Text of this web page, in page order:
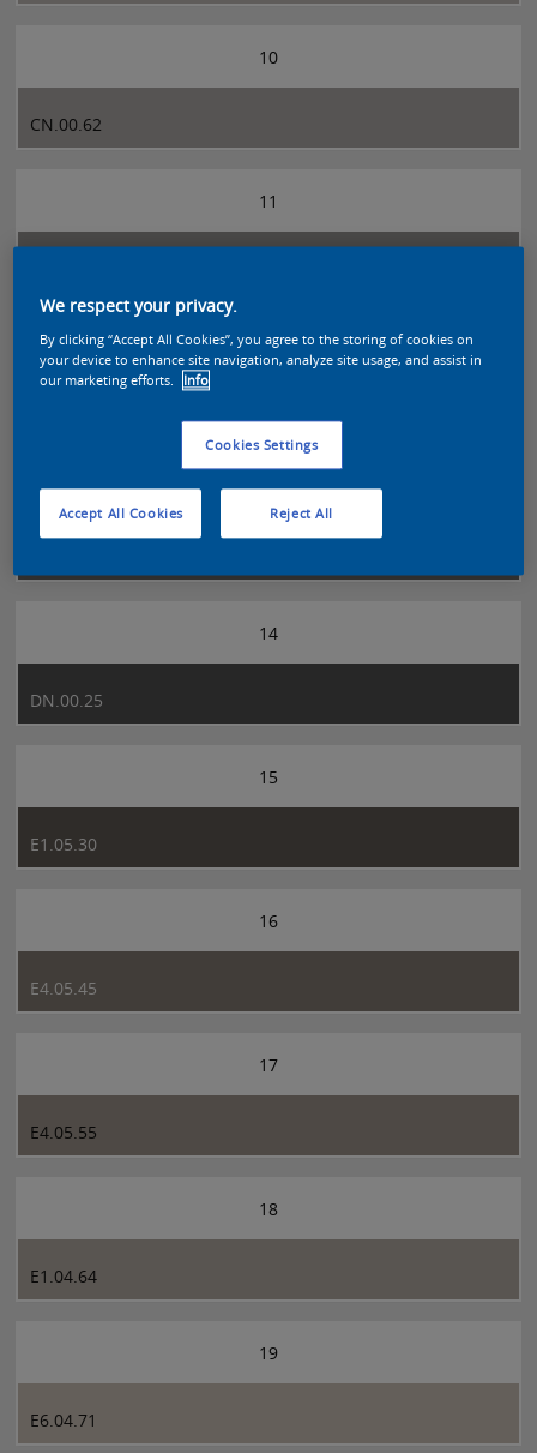
10
CN.00.62
11
12
13
14
DN.00.25
15
E1.05.30
16
E4.05.45
17
E4.05.55
18
E1.04.64
19
E6.04.71
We respect your privacy.
By clicking “Accept All Cookies”, you agree to the storing of cookies on
your device to enhance site navigation, analyze site usage, and assist in
our marketing efforts.
Info
Cookies Settings
Reject All
Accept All Cookies